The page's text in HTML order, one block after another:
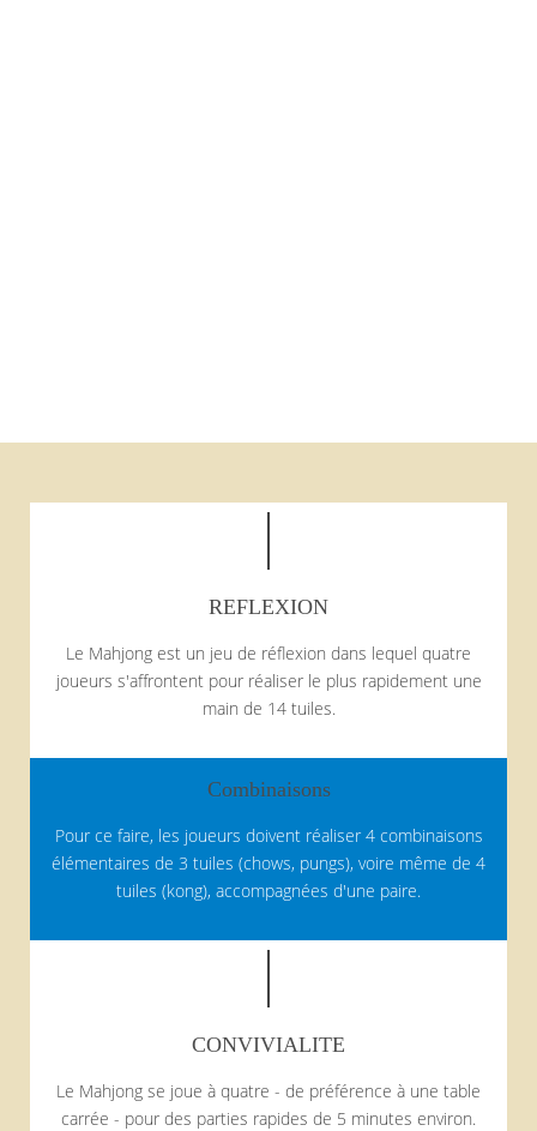
REFLEXION
Le Mahjong est un jeu de réflexion dans lequel quatre
joueurs s'affrontent pour réaliser le plus rapidement une
main de 14 tuiles.
Combinaisons
Pour ce faire, les joueurs doivent réaliser 4 combinaisons
élémentaires de 3 tuiles (chows, pungs), voire même de 4
tuiles (kong), accompagnées d'une paire.
CONVIVIALITE
Le Mahjong se joue à quatre - de préférence à une table
carrée - pour des parties rapides de 5 minutes environ.